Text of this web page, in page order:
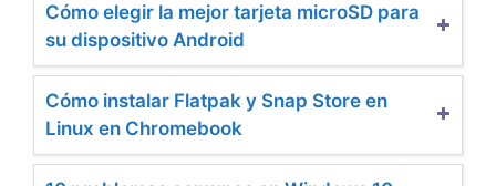
Cómo elegir la mejor tarjeta microSD para
su dispositivo Android
Cómo instalar Flatpak y Snap Store en
Linux en Chromebook